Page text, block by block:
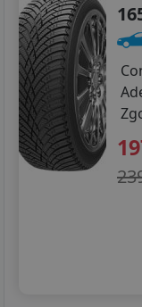
175/65R15
185/55R15
185/60R15
185/65R15
195/55R15